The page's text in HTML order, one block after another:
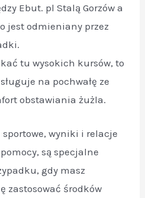
Ebut. pl Stalą Gorzów a
jest odmieniany przez
tu wysokich kursów, to
na pochwałę ze
obstawiania żużla.
wyniki i relacje
są specjalne
gdy masz
zastosować środków